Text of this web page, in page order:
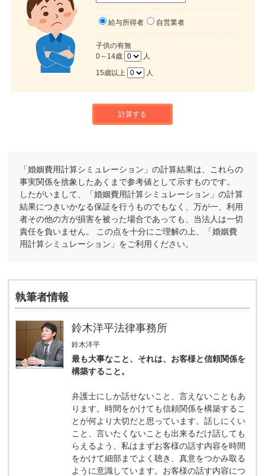
給与所得者 自営業者
子供の有無
0～14歳
人
15歳以上
人
計算する
「婚姻費用計算シミュレーション」の計算結果は、これらの
事実関係を捨象したあくまで参考値として示すものです。
したがいまして、「婚姻費用計算シミュレーション」の計算
結果につきいかなる保証を行うものでもなく、万が一、利用
者その他の方が損害を被った場合であっても、当法人は一切
責任を負いません。 この点を十分にご理解の上、「婚姻費
用計算シミュレーション」をご利用ください。
執筆者情報
鈴木洋平法律事務所
鈴木洋平
最も大事なこと、それは、お客様と信頼関係を
構築すること。
弁護士にしか話せないこと、言えないこともあ
ります。時間をかけても信頼関係を構築するこ
とが何より大切だと思っています。話しにくい
こと、言いたくないことも出来るだけ話しても
らえるよう、私はまずお客様の話す内容を時間
をかけて細部までよく聴き、真意をつかみ取る
ように意識しています。お客様の話す内容につ